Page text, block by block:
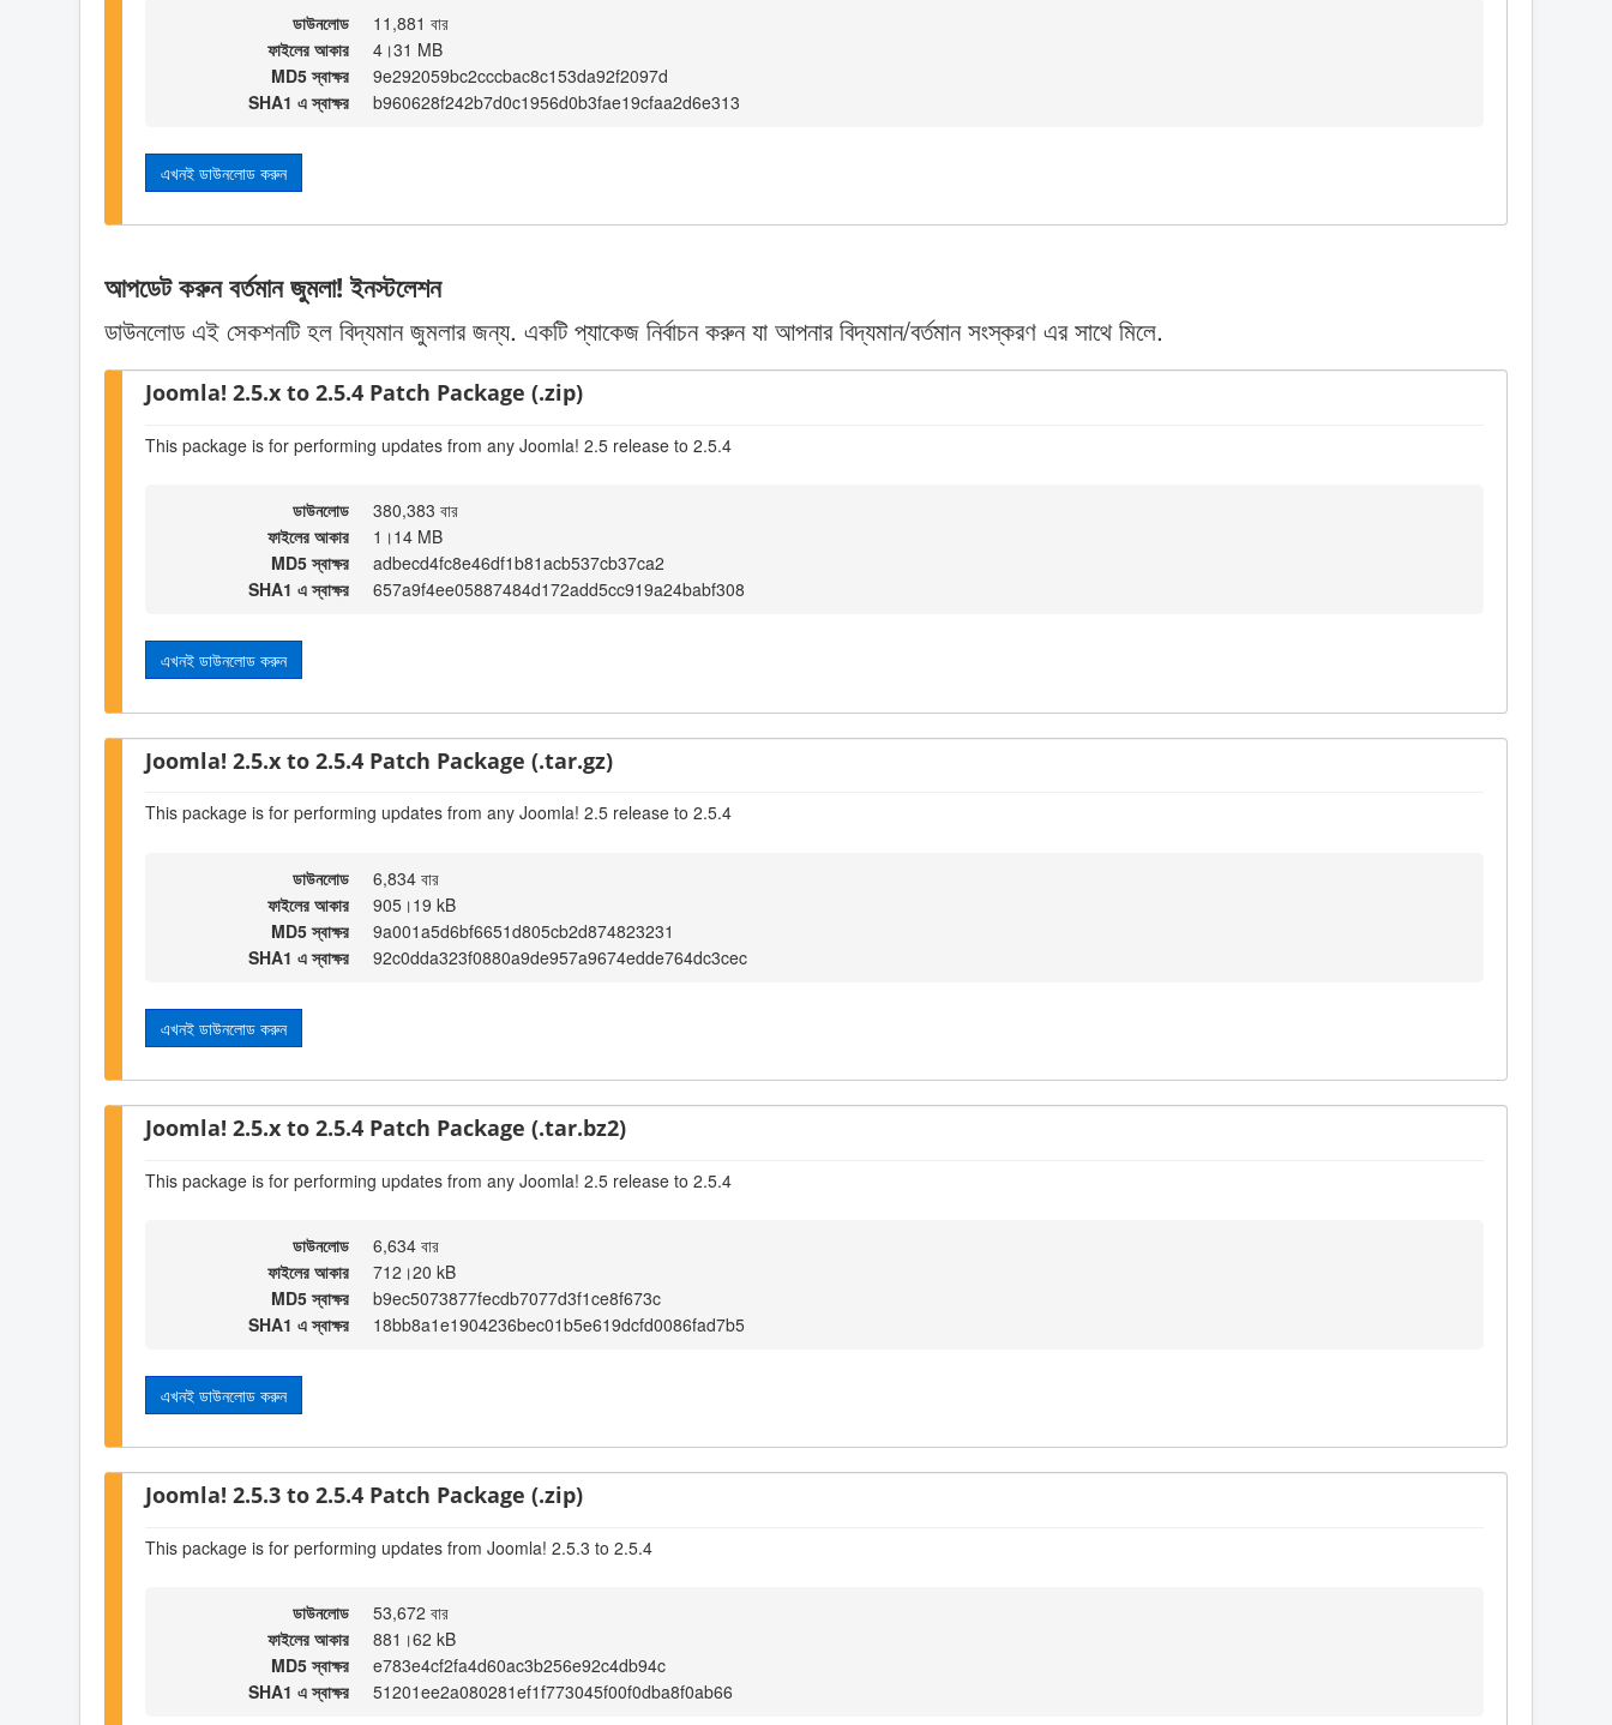
ডাউনলোড
11,881 বার
ফাইলের আকার
4।31 MB
MD5 স্বাক্ষর
9e292059bc2cccbac8c153da92f2097d
SHA1 এ স্বাক্ষর
b960628f242b7d0c1956d0b3fae19cfaa2d6e313
এখনই ডাউনলোড করুন
আপডেট করুন বর্তমান জুমলা! ইনস্টলেশন
ডাউনলোড এই সেকশনটি হল বিদ্যমান জুমলার জন্য. একটি প্যাকেজ নির্বাচন করুন যা আপনার বিদ্যমান/বর্তমান সংস্করণ এর সাথে মিলে.
Joomla! 2.5.x to 2.5.4 Patch Package (.zip)
This package is for performing updates from any Joomla! 2.5 release to 2.5.4
ডাউনলোড
380,383 বার
ফাইলের আকার
1।14 MB
MD5 স্বাক্ষর
adbecd4fc8e46df1b81acb537cb37ca2
SHA1 এ স্বাক্ষর
657a9f4ee05887484d172add5cc919a24babf308
এখনই ডাউনলোড করুন
Joomla! 2.5.x to 2.5.4 Patch Package (.tar.gz)
This package is for performing updates from any Joomla! 2.5 release to 2.5.4
ডাউনলোড
6,834 বার
ফাইলের আকার
905।19 kB
MD5 স্বাক্ষর
9a001a5d6bf6651d805cb2d874823231
SHA1 এ স্বাক্ষর
92c0dda323f0880a9de957a9674edde764dc3cec
এখনই ডাউনলোড করুন
Joomla! 2.5.x to 2.5.4 Patch Package (.tar.bz2)
This package is for performing updates from any Joomla! 2.5 release to 2.5.4
ডাউনলোড
6,634 বার
ফাইলের আকার
712।20 kB
MD5 স্বাক্ষর
b9ec5073877fecdb7077d3f1ce8f673c
SHA1 এ স্বাক্ষর
18bb8a1e1904236bec01b5e619dcfd0086fad7b5
এখনই ডাউনলোড করুন
Joomla! 2.5.3 to 2.5.4 Patch Package (.zip)
This package is for performing updates from Joomla! 2.5.3 to 2.5.4
ডাউনলোড
53,672 বার
ফাইলের আকার
881।62 kB
MD5 স্বাক্ষর
e783e4cf2fa4d60ac3b256e92c4db94c
SHA1 এ স্বাক্ষর
51201ee2a080281ef1f773045f00f0dba8f0ab66